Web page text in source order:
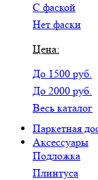
С фаской
Нет фаски
Цена:
До 1500 руб.
До 2000 руб.
Весь каталог
Паркетная
Аксессуары
Подложка
Плинтуса